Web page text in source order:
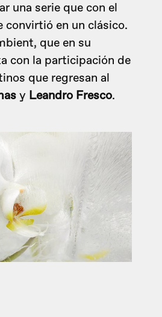
una serie que con el
convirtió en un clásico.
que en su
con la participación de
que regresan al
y Leandro Fresco.